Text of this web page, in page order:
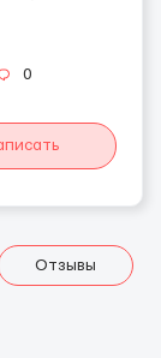
0
Отзывы